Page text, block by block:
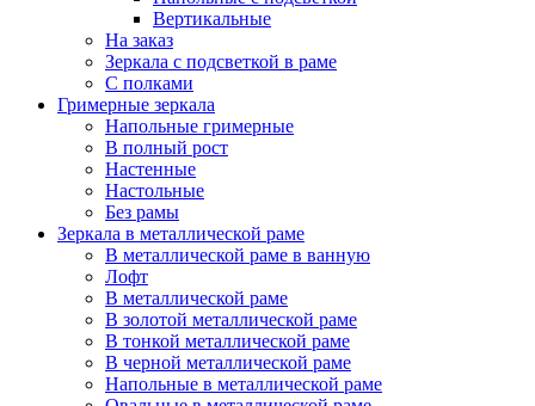
Вертикальные
На заказ
Зеркала с подсветкой в раме
С полками
Гримерные зеркала
Напольные гримерные
В полный рост
Настенные
Настольные
Без рамы
Зеркала в металлической раме
В металлической раме в ванную
Лофт
В металлической раме
В золотой металлической раме
В тонкой металлической раме
В черной металлической раме
Напольные в металлической раме